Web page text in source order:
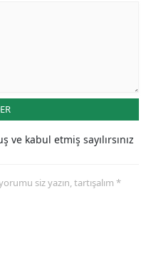
ve kabul etmiş sayılırsınız
siz yazın, tartışalım *